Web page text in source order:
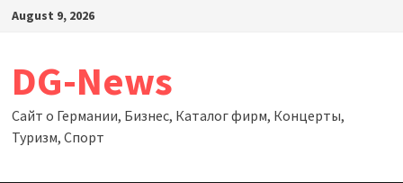
Zum
August 9, 2026
DG-News
Сайт о Германии, Бизнес, Каталог фирм, Концерты,
Туризм, Спорт